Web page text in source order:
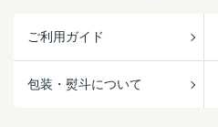
ご利用ガイド
包装・熨斗について